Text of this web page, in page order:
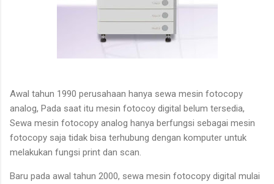
Awal tahun 1990 perusahaan hanya sewa mesin fotocopy
analog, Pada saat itu mesin fotocoy digital belum tersedia,
Sewa mesin fotocopy analog hanya berfungsi sebagai mesin
fotocopy saja tidak bisa terhubung dengan komputer untuk
melakukan fungsi print dan scan.
Baru pada awal tahun 2000, sewa mesin fotocopy digital mulai